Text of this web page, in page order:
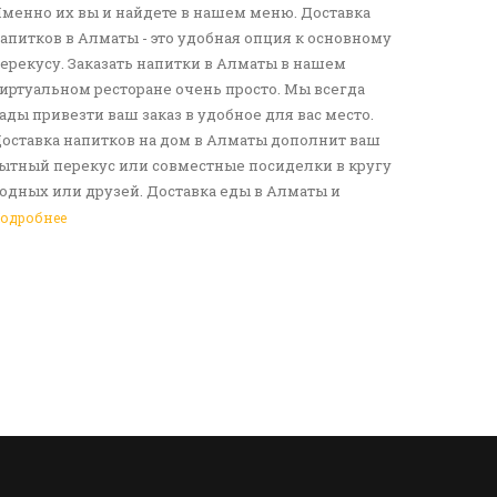
их вы и найдете в нашем меню. Доставка
в Алматы - это удобная опция к основному
Заказать напитки в Алматы в нашем
ресторане очень просто. Мы всегда
привезти ваш заказ в удобное для вас место.
напитков на дом в Алматы дополнит ваш
перекус или совместные посиделки в кругу
или друзей. Доставка еды в Алматы и
напитков сделает ваш день по-